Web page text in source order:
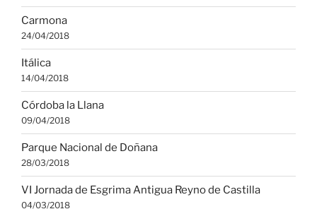
Carmona
24/04/2018
Itálica
14/04/2018
Córdoba la Llana
09/04/2018
Parque Nacional de Doñana
28/03/2018
VI Jornada de Esgrima Antigua Reyno de Castilla
04/03/2018